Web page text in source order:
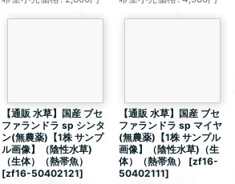
【通販 水草】国産 ブセ
ファランドラ sp シンタ
ン(無農薬)【1株 サンプ
ル画像】（陰性水草)
（生体）（熱帯魚）
[zf16-50402121]
【通販 水草】国産 ブセ
ファランドラ sp マイヤ
(無農薬)【1株 サンプル
画像】（陰性水草)（生
体）（熱帯魚）
[zf16-
50402111]